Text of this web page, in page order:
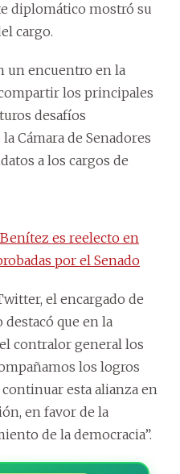
diplomático mostró su
cargo.
un encuentro en la
los principales
desafíos
Cámara de Senadores
a los cargos de
es reelecto en
por el Senado
el encargado de
que en la
contralor general los
los logros
esta alianza en
en favor de la
de la democracia”.